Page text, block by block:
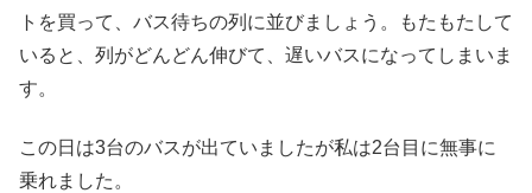
トを買って、バス待ちの列に並びましょう。もたもたして
いると、列がどんどん伸びて、遅いバスになってしまいま
す。
この日は3台のバスが出ていましたが私は2台目に無事に
乗れました。